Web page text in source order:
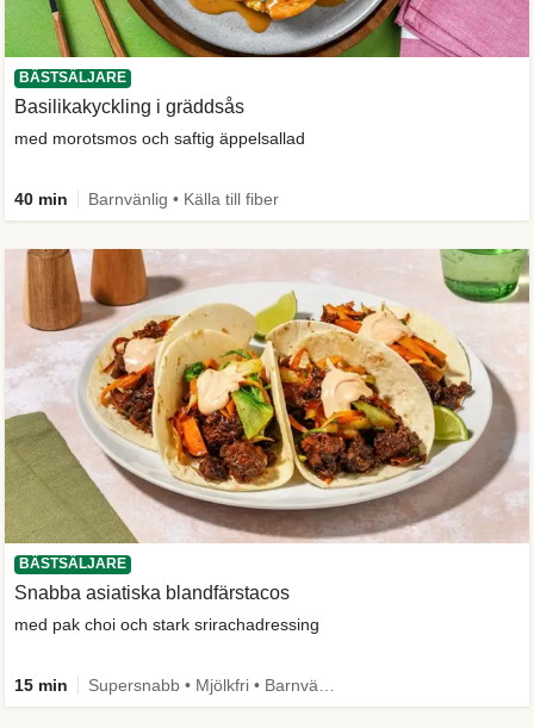
BÄSTSÄLJARE
Basilikakyckling i gräddsås
med morotsmos och saftig äppelsallad
40 min Barnvänlig • Källa till fiber
BÄSTSÄLJARE
Snabba asiatiska blandfärstacos
med pak choi och stark srirachadressing
15 min